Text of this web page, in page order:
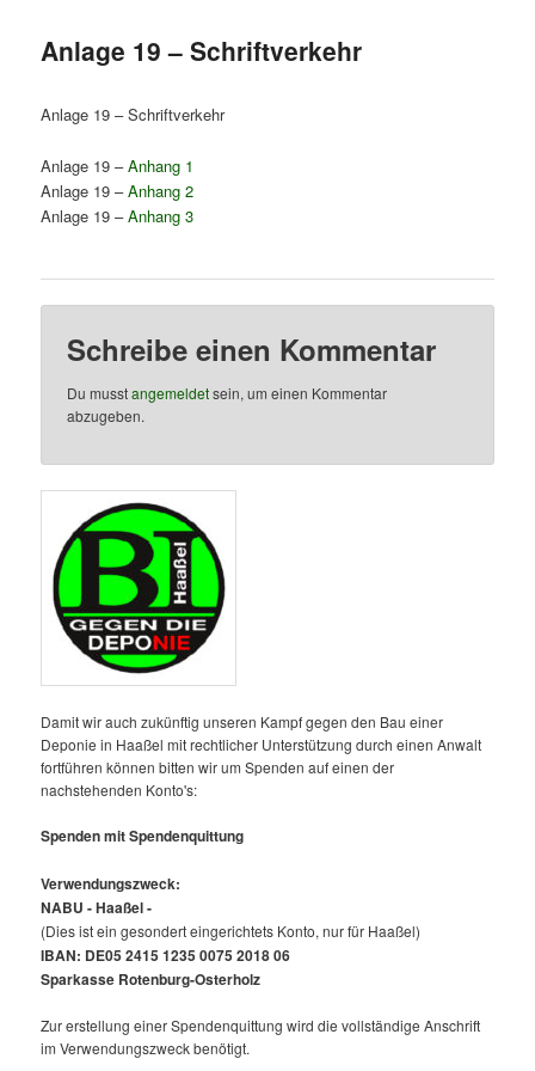
Anlage 19 – Schriftverkehr
Anlage 19 – Schriftverkehr
Anlage 19 –Anhang 1
Anlage 19 –Anhang 2
Anlage 19 –Anhang 3
Schreibe einen Kommentar
Du musstangemeldetsein, um einen Kommentar
abzugeben.
Damit wir auch zukünftig unseren Kampf gegen den Bau einer
Deponie in Haaßel mit rechtlicher Unterstützung durch einen Anwalt
fortführen können bitten wir um Spenden auf einen der
nachstehenden Konto's:
Spenden mit Spendenquittung
Verwendungszweck:
NABU - Haaßel -
(Dies ist ein gesondert eingerichtets Konto, nur für Haaßel)
IBAN: DE05 2415 1235 0075 2018 06
Sparkasse Rotenburg-Osterholz
Zur erstellung einer Spendenquittung wird die vollständige Anschrift
im Verwendungszweck benötigt.